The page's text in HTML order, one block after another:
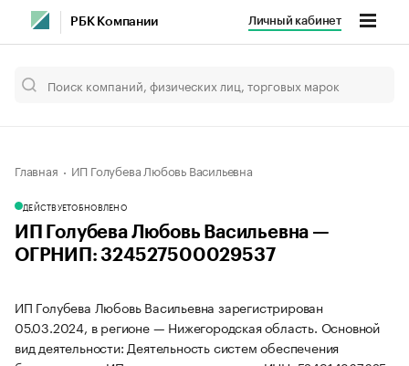
РБК Компании Личный кабинет
Главная ИП Голубева Любовь Васильевна
ДЕЙСТВУЕТОБНОВЛЕНО
ИП Голубева Любовь Васильевна —
ОГРНИП: 324527500029537
ИП Голубева Любовь Васильевна зарегистрирован
05.03.2024, в регионе — Нижегородская область. Основной
вид деятельности: Деятельность систем обеспечения